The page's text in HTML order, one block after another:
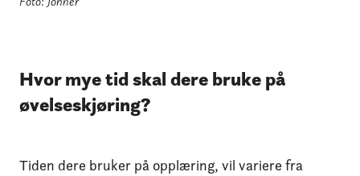
Hvor mye tid skal dere bruke på
øvelseskjøring?
Tiden dere bruker på opplæring, vil variere fra